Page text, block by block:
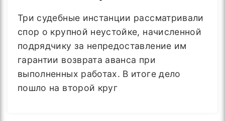
Три судебные инстанции рассматривали
спор о крупной неустойке, начисленной
подрядчику за непредоставление им
гарантии возврата аванса при
выполненных работах. В итоге дело
пошло на второй круг